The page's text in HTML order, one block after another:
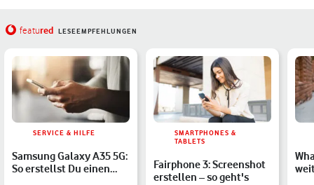
featured LESEEMPFEHLUNGEN
SERVICE & HILFE
Samsung Galaxy A35 5G:
So erstellst Du einen
SMARTPHONES &
TABLETS
Fairphone 3: Screenshot
erstellen – so geht's